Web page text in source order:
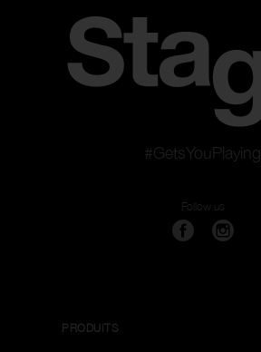
#GetsYouPlaying
Follow us
PRODUITS